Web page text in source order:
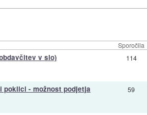
Sporočila
v slo) 114
poklici - možnost podjetja 59